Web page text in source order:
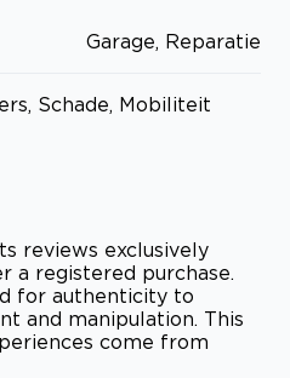
Garage, Reparatie
Schade, Mobiliteit
reviews exclusively
a registered purchase.
for authenticity to
and manipulation. This
come from